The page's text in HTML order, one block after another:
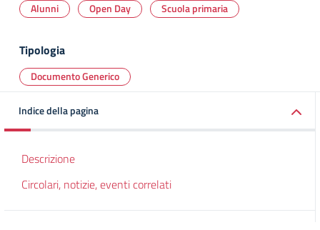
Alunni Open Day Scuola primaria
Tipologia
Documento Generico
Indice della pagina
Descrizione
Circolari, notizie, eventi correlati